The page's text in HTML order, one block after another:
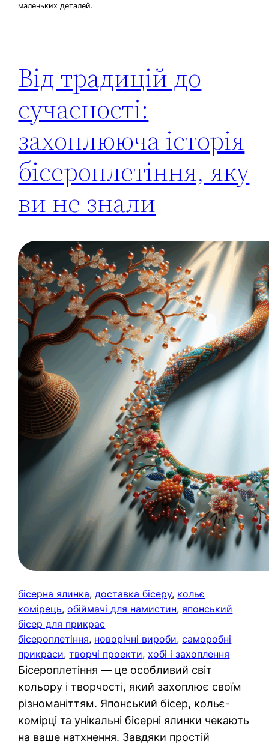
маленьких деталей.
Від традицій до
сучасності:
захоплююча історія
бісероплетіння, яку
ви не знали
бісерна ялинка, доставка бісеру, кольє
комірець, обіймачі для намистин, японський
бісер для прикрас
бісероплетіння, новорічні вироби, саморобні
прикраси, творчі проекти, хобі і захоплення
Бісероплетіння — це особливий світ
кольору і творчості, який захоплює своїм
різноманіттям. Японський бісер, кольє-
комірці та унікальні бісерні ялинки чекають
на ваше натхнення. Завдяки простій